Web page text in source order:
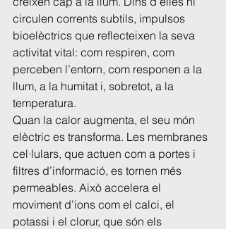
circulen corrents subtils, impulsos
bioelèctrics que reflecteixen la seva
activitat vital: com respiren, com
perceben l’entorn, com responen a la
llum, a la humitat i, sobretot, a la
temperatura.
Quan la calor augmenta, el seu món
elèctric es transforma. Les membranes
cel·lulars, que actuen com a portes i
filtres d’informació, es tornen més
permeables. Això accelera el
moviment d’ions com el calci, el
potassi i el clorur, que són els